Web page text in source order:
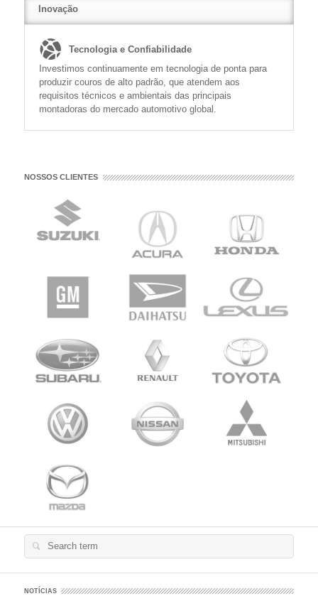
READ MORE
Inovação
Tecnologia e Confiabilidade
Investimos continuamente em tecnologia de ponta para
produzir couros de alto padrão, que atendem aos
requisitos técnicos e ambientais das principais
montadoras do mercado automotivo global.
NOSSOS CLIENTES
Search
NOTÍCIAS